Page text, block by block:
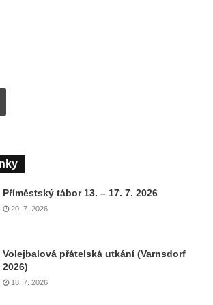
Tisknout
Příměstský tábor 13. – 17. 7. 2026
20. 7. 2026
Volejbalová přátelská utkání (Varnsdorf
2026)
18. 7. 2026